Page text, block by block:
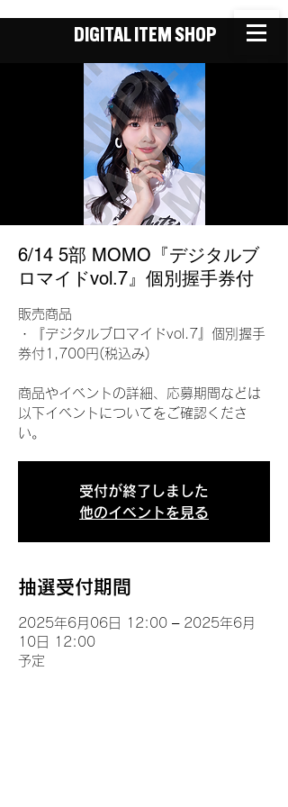
DIGITAL ITEM SHOP
6/14 5部 MOMO『デジタルブ
ロマイドvol.7』個別握手券付
販売商品
・『デジタルブロマイドvol.7』個別握手
券付1,700円(税込み)
商品やイベントの詳細、応募期間などは
以下イベントについてをご確認くださ
い。
受付が終了しました
他のイベントを見る
抽選受付期間
2025年6月06日 12:00 – 2025年6月
10日 12:00
予定